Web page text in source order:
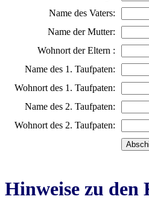
Name des Vaters:
Name der Mutter:
Wohnort der Eltern :
Name des 1. Taufpaten:
Wohnort des 1. Taufpaten:
Name des 2. Taufpaten:
Wohnort des 2. Taufpaten:
Hinweise zu